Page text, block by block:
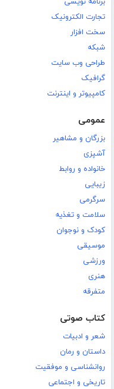
تجارت الکترونیک
سخت افزار
شبکه
طراحی وب سایت
گرافیک
کامپیوتر و اینترنت
عمومی
بزرگان و مشاهیر
آشپزی
خانواده و روابط
زیبایی
سرگرمی
سلامت و تغذیه
کودک و نوجوان
موسیقی
ورزشی
هنری
متفرقه
کتاب صوتی
شعر و ادبیات
داستان و رمان
روانشناسی و موفقیت
تاریخی و اجتماعی